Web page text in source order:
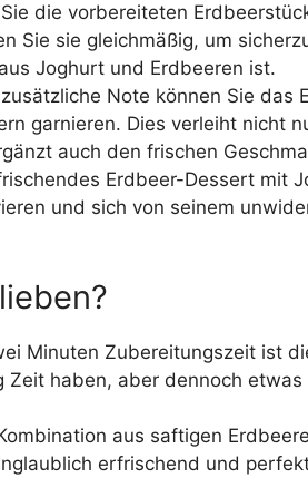
die vorbereiteten
Sie sie gleichmäßig, um
Joghurt und Erdbeeren ist.
Note können Sie das
garnieren. Dies verleiht nicht
auch den frischen
Erdbeer-Dessert mit
und sich von seinem
Minuten Zubereitungszeit ist
haben, aber dennoch etwas
aus saftigen
erfrischend und